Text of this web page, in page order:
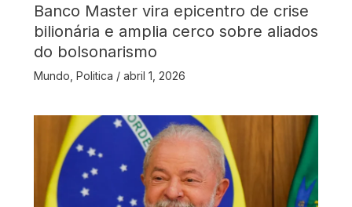
Banco Master vira epicentro de crise
bilionária e amplia cerco sobre aliados
do bolsonarismo
Mundo Politica / abril 1, 2026